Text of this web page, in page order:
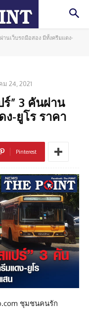
านเว็บรถมือสอง มีทั้งครีมแดง-
24, 2021
” 3 คันผ่าน
ง-ยูโร ราคา
Pinterest
ชุมชนคนรัก